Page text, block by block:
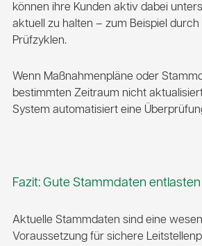
können ihre Kunden aktiv dabei
aktuell zu halten – zum Beispiel durch
Prüfzyklen.
Wenn Maßnahmenpläne oder
bestimmten Zeitraum nicht
System automatisiert eine
Fazit: Gute Stammdaten
Aktuelle Stammdaten sind eine
Voraussetzung für sichere